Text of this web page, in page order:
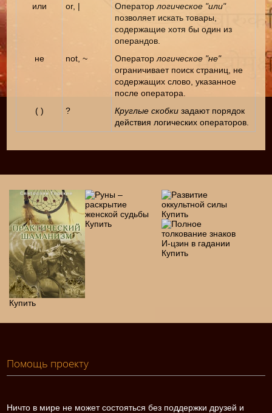
или
or, | Операторлогическое "или"
позволяет искать товары,
содержащие хотя бы один из
операндов.
не
not, ~ Операторлогическое "не"
ограничивает поиск страниц, не
содержащих слово, указанное
после оператора.
( )
? Круглые скобки задают порядок
действия логических операторов.
Купить
Купить
Купить
Купить
Помощь проекту
Ничто в мире не может состояться без поддержки друзей и